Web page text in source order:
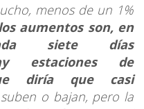
menos de un 1%
aumentos son, en
siete días
estaciones de
diría que casi
o bajan, pero la